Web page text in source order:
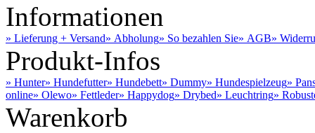
Informationen
» Lieferung + Versand» Abholung» So bezahlen Sie» AGB»
Produkt-Infos
» Hunter» Hundefutter» Hundebett» Dummy» Hundespielzeug»
online» Olewo» Fettleder» Happydog» Drybed» Leuchtring»
Warenkorb